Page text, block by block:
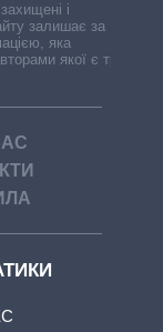
і
залишає за
яка
якої є треті